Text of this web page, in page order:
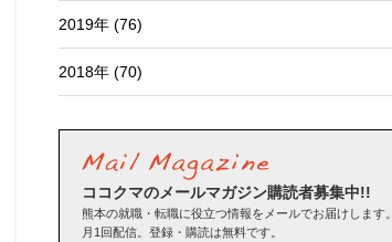
2019年 (76)
2018年 (70)
ココクマのメールマガジン購読者募集中!!
熊本の就職・転職に役立つ情報をメールでお届けします。
月1回配信。登録・購読は無料です。